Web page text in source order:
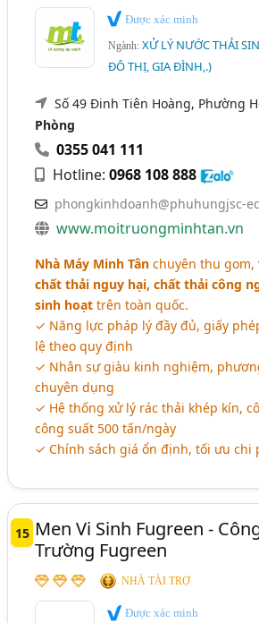
Được xác minh
Ngành:XỬ LÝ NƯỚC THẢI
ĐÔ THỊ, GIA ĐÌNH,.)
Số 49 Đinh Tiên Hoàng, Phường
Phòng
0355 041 111
Hotline:0968 108 888
phongkinhdoanh@phuhungjsc-
www.moitruongminhtan.vn
Nhà Máy Minh Tân chuyên thu gom,
chất thải nguy hại, chất thải công
sinh hoạt trên toàn quốc.
✓ Năng lực pháp lý đầy đủ, giấy
lệ theo quy định
✓ Nhân sự giàu kinh nghiệm,
chuyên dụng
✓ Hệ thống xử lý rác thải khép kín,
công suất 500 tấn/ngày
✓ Chính sách giá ổn định, tối ưu chi
15 Men Vi Sinh Fugreen -
Trường Fugreen
NHÀ TÀI TRỢ
Được xác minh